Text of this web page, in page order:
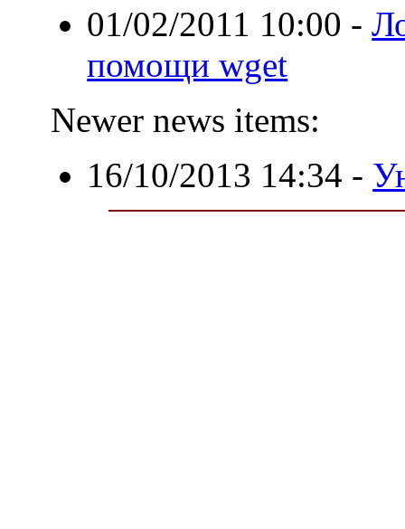
01/02/2011 10:00 -
помощи wget
Newer news items:
16/10/2013 14:34 -